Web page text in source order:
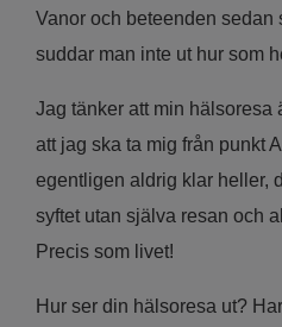
Vanor och beteenden sedan
suddar man inte ut hur som
Jag tänker att min hälsoresa
att jag ska ta mig från punkt
egentligen aldrig klar heller,
syftet utan själva resan och
Precis som livet!
Hur ser din hälsoresa ut?